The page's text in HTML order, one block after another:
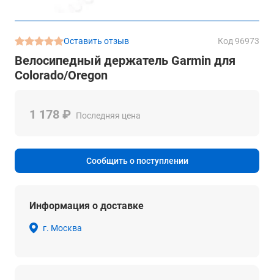
Оставить отзыв Код 96973
Велосипедный держатель Garmin для
Colorado/Oregon
1 178 ₽ Последняя цена
Сообщить о поступлении
Информация о доставке
г. Москва